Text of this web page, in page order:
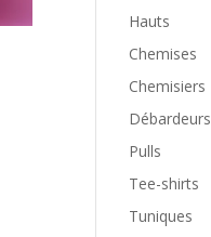
Hauts
Chemises
Chemisiers
Débardeurs
Pulls
Tee-shirts
Tuniques